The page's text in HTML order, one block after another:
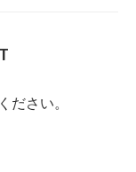
ださい。